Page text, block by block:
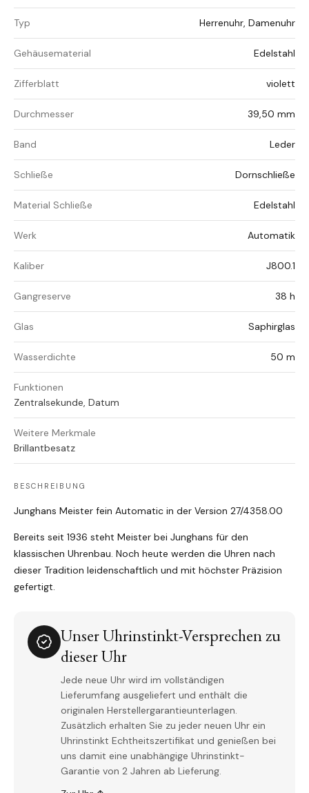
Typ Herrenuhr, Damenuhr
Gehäusematerial Edelstahl
Zifferblatt violett
Durchmesser 39,50 mm
Band Leder
Schließe Dornschließe
Material Schließe Edelstahl
Werk Automatik
Kaliber J800.1
Gangreserve 38 h
Glas Saphirglas
Wasserdichte 50 m
Funktionen
Zentralsekunde, Datum
Weitere Merkmale
Brillantbesatz
BESCHREIBUNG
Junghans Meister fein Automatic in der Version 27/4358.00
Bereits seit 1936 steht Meister bei Junghans für den
klassischen Uhrenbau. Noch heute werden die Uhren nach
dieser Tradition leidenschaftlich und mit höchster Präzision
gefertigt.
Unser Uhrinstinkt-Versprechen zu
dieser Uhr
Jede neue Uhr wird im vollständigen
Lieferumfang ausgeliefert und enthält die
originalen Herstellergarantieunterlagen.
Zusätzlich erhalten Sie zu jeder neuen Uhr ein
Uhrinstinkt Echtheitszertifikat und genießen bei
uns damit eine unabhängige Uhrinstinkt-
Garantie von 2 Jahren ab Lieferung.